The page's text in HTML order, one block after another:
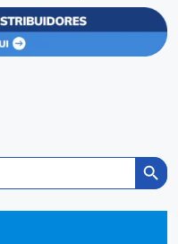
Search